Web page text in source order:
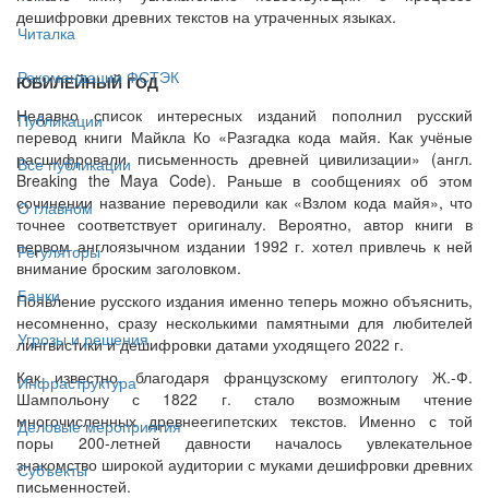
Читалка
Рекомендации ФСТЭК
Публикации
Все публикации
О главном
Регуляторы
Банки
Угрозы и решения
Инфраструктура
Деловые мероприятия
Субъекты
дешифровки древних текстов на утраченных языках.
ЮБИЛЕЙНЫЙ ГОД
Недавно список интересных изданий пополнил русский
перевод книги Майкла Ко «Разгадка кода майя. Как учёные
расшифровали письменность древней цивилизации» (англ.
Breaking the Maya Code). Раньше в сообщениях об этом
сочинении название переводили как «Взлом кода майя», что
точнее соответствует оригиналу. Вероятно, автор книги в
первом англоязычном издании 1992 г. хотел привлечь к ней
внимание броским заголовком.
Появление русского издания именно теперь можно объяснить,
несомненно, сразу несколькими памятными для любителей
лингвистики и дешифровки датами уходящего 2022 г.
Как известно, благодаря французскому египтологу Ж.-Ф.
Шампольону с 1822 г. стало возможным чтение
многочисленных древнеегипетских текстов. Именно с той
поры 200-летней давности началось увлекательное
знакомство широкой аудитории с муками дешифровки древних
письменностей.